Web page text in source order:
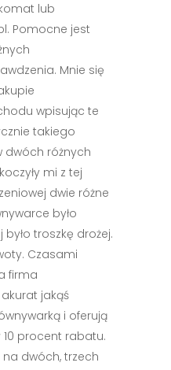
lub
Pomocne jest
Mnie się
wpisując te
takiego
dwóch różnych
mi z tej
dwie różne
było
troszkę drożej.
Czasami
firma
jakąś
i oferują
procent rabatu.
dwóch, trzech